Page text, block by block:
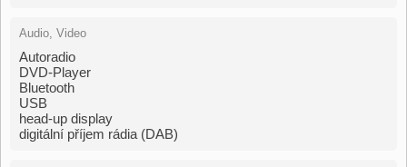
Audio, Video
Autoradio
DVD-Player
Bluetooth
USB
head-up display
digitální příjem rádia (DAB)